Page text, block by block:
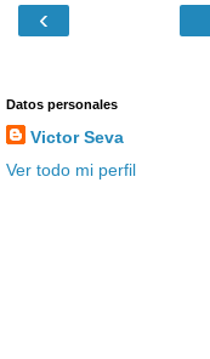
‹
Datos personales
Victor Seva
Ver todo mi perfil